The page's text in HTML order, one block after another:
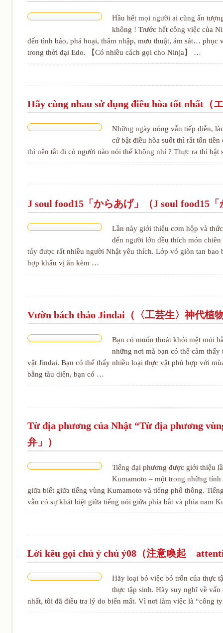
Hầu hết mọi người ai cũng ấn
không ! Trước hết công việc của
đến tình báo, phá hoại, thâm nhập, mưu thuật, ám sát… phục
trong thời đại Edo. 【Có nhiều cách gọi cho Ninja】 …
Hãy cùng nhau sử dụng điều hòa tốt nhất（
Những ngày nóng vẫn tiếp diễn,
cứ bật điều hòa suốt thì rất tốn
thì nên tắt đi có người nào nói thế không nhỉ ? Thực ra thì
J soul food15「からあげ」（J soul food15
Lần này giới thiệu cơm hộp và
đến người lớn đều thích món
túy được rất nhiều người Nhật yêu thích. Lớp vỏ giòn tan
hợp khẩu vị ăn kèm …
Vườn bách thảo Jindai（〈工芸生〉神代植
Bạn có muốn thoát khỏi mệt mỏi
những nơi mà bạn có thể cảm
vật Jindai. Bạn có thể thấy nhiều loại thực vật phù hợp với
bằng tàu diện, bạn có …
Từ địa phương của Nhật “Từ địa phương
弁」）
Tiếng đại phương được giới thiệu
Kumamoto – một trong những
giữa biết giữa tiếng vùng Kumamoto và tiếng phổ thông.
vẫn có sự khát biệt giữa tiếng nói giữa phía bắt và phía nam
Lời kêu gọi chú ý chú ý08（注意喚起
Hãy loại bỏ việc bỏ trốn của thực
thực tập sinh. Hãy suy nghĩ về
nhất, tôi đã điều tra lý do biến mất. Vì nơi làm việc là “công